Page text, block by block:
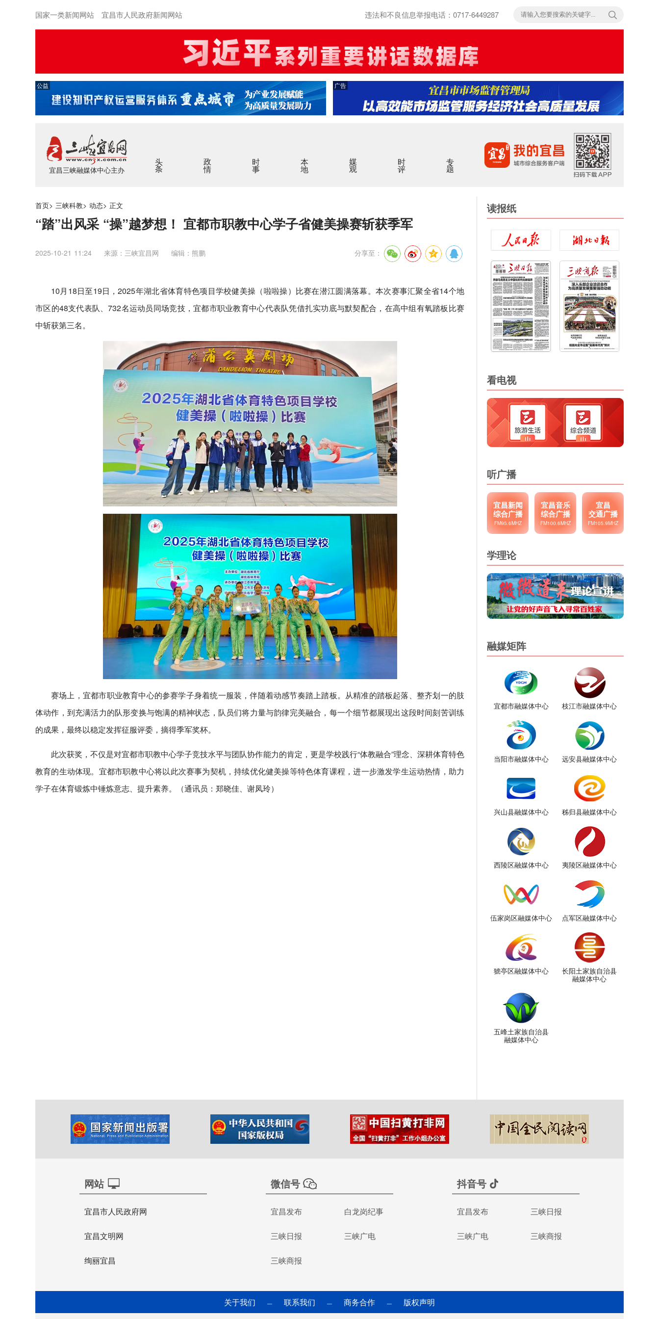
国家一类新闻网站 宜昌市人民政府新闻网站 违法和不良信息举报电话：0717-6449287
公益 广告
宜昌三峡融媒体中心主办
头条 政情 时事 本地 媒观 时评 专题
首页> 三峡科教> 动态> 正文
“踏”出风采 “操”越梦想！ 宜都市职教中心学子省健美操赛斩获季军
2025-10-21 11:24 来源：三峡宜昌网 编辑：熊鹏 分享至：
10月18日至19日，2025年湖北省体育特色项目学校健美操（啦啦操）比赛在潜江圆满落幕。本次赛事汇聚全省14个地
市区的48支代表队、732名运动员同场竞技，宜都市职业教育中心代表队凭借扎实功底与默契配合，在高中组有氧踏板比赛
中斩获第三名。
赛场上，宜都市职业教育中心的参赛学子身着统一服装，伴随着动感节奏踏上踏板。从精准的踏板起落、整齐划一的肢
体动作，到充满活力的队形变换与饱满的精神状态，队员们将力量与韵律完美融合，每一个细节都展现出这段时间刻苦训练
的成果，最终以稳定发挥征服评委，摘得季军奖杯。
此次获奖，不仅是对宜都市职教中心学子竞技水平与团队协作能力的肯定，更是学校践行“体教融合”理念、深耕体育特色
教育的生动体现。宜都市职教中心将以此次赛事为契机，持续优化健美操等特色体育课程，进一步激发学生运动热情，助力
学子在体育锻炼中锤炼意志、提升素养。（通讯员：郑晓佳、谢凤玲）
读报纸
看电视
听广播
宜昌新闻
综合广播
FM95.6MHZ
宜昌音乐
综合广播
FM100.6MHZ
宜昌
交通广播
FM105.9MHZ
学理论
融媒矩阵
宜都市融媒体中心 枝江市融媒体中心
当阳市融媒体中心 远安县融媒体中心
兴山县融媒体中心 秭归县融媒体中心
西陵区融媒体中心 夷陵区融媒体中心
伍家岗区融媒体中心 点军区融媒体中心
猇亭区融媒体中心
长阳土家族自治县
融媒体中心
五峰土家族自治县
融媒体中心
网站
宜昌市人民政府网
宜昌文明网
绚丽宜昌
微信号
宜昌发布 白龙岗纪事
三峡日报 三峡广电
三峡商报
抖音号
宜昌发布 三峡日报
三峡广电 三峡商报
关于我们 — 联系我们 — 商务合作 — 版权声明